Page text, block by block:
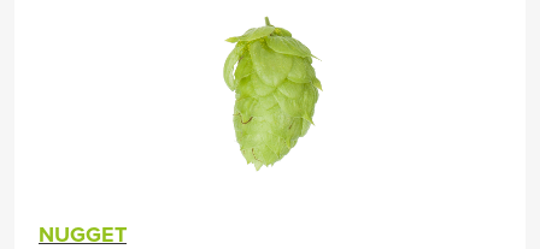
NUGGET